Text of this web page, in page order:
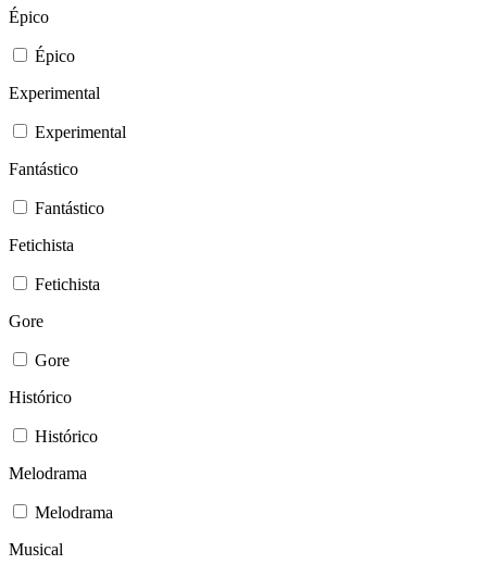
Épico
Épico
Experimental
Experimental
Fantástico
Fantástico
Fetichista
Fetichista
Gore
Gore
Histórico
Histórico
Melodrama
Melodrama
Musical